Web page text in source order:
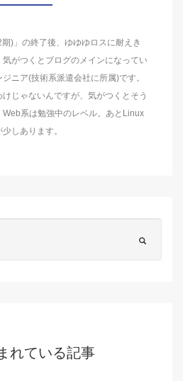
期)」の終了後、ゆゆゆロスに耐えき
がつくとブログのメインになってい
ニア(技術系派遣会社に所属)です。
じゃないんですが、気がつくとそう
系は勉強中のレベル。あとLinux
しあります。
れている記事